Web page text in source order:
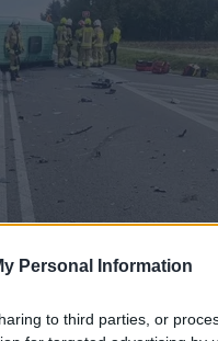
Personal Information
to third parties, or
11 osób